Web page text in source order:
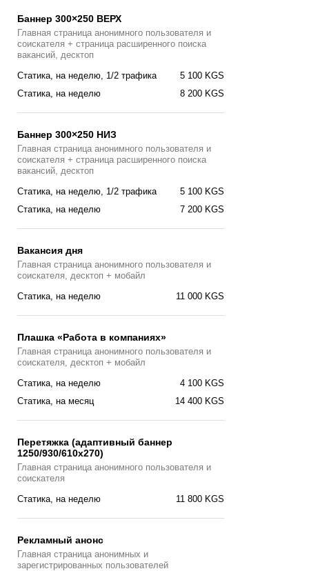
Баннер 300×250 ВЕРХ
Главная страница анонимного пользователя и
соискателя + страница расширенного поиска
вакансий, десктоп
5 100 KGS
Статика, на неделю, 1/2 трафика
8 200 KGS
Статика, на неделю
Баннер 300×250 НИЗ
Главная страница анонимного пользователя и
соискателя + страница расширенного поиска
вакансий, десктоп
5 100 KGS
Статика, на неделю, 1/2 трафика
7 200 KGS
Статика, на неделю
Вакансия дня
Главная страницa анонимного пользователя и
соискателя, десктоп + мобайл
11 000 KGS
Статика, на неделю
Плашка «Работа в компаниях»
Главная страницa анонимного пользователя и
соискателя, десктоп + мобайл
4 100 KGS
Статика, на неделю
14 400 KGS
Статика, на месяц
Перетяжка (адаптивный баннер
1250/930/610х270)
Главная страницa анонимного пользователя и
соискателя
11 800 KGS
Статика, на неделю
Рекламный анонс
Главная страница анонимных и
зарегистрированных пользователей